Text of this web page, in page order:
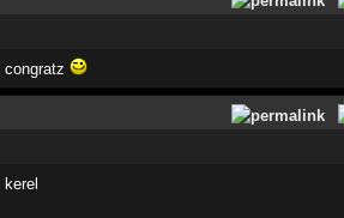
congratz
kerel